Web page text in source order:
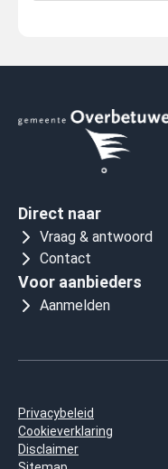
Direct naar
Vraag & antwoord
Contact
Voor aanbieders
Aanmelden
Privacybeleid
Cookieverklaring
Disclaimer